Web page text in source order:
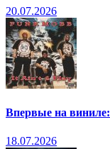
20.07.2026
Впервые на
18.07.2026